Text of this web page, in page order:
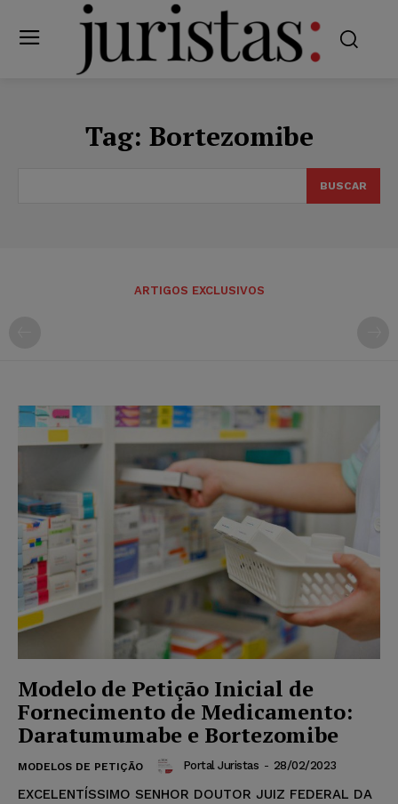
Tag: Bortezomibe
BUSCAR
ARTIGOS EXCLUSIVOS
Modelo de Petição Inicial de
Fornecimento de Medicamento:
Daratumumabe e Bortezomibe
MODELOS DE PETIÇÃO Portal Juristas - 28/02/2023
EXCELENTÍSSIMO SENHOR DOUTOR JUIZ FEDERAL DA